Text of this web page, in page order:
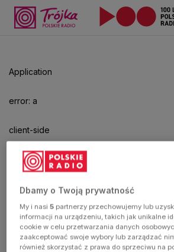
Application
error: a
client-side
exception
has
occurred
(see the
aby
odtwarzać.
Dbamy o Twoją prywatność
My i nasi5 partnerzy przechowujemy lub
informacji na urządzeniu, takich jak unikalne
cookie w celu przetwarzania danych
zaakceptować swoje wybory lub zarządzać
również skorzystać z prawa do sprzeciwu na